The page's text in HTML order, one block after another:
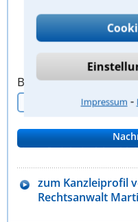
Impressum ⁃
Bitte Sicherheitscode
zum Kanzleiprofil
Rechtsanwalt